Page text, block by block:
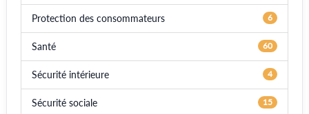
Protection des consommateurs 6
Santé 60
Sécurité intérieure 4
Sécurité sociale 15